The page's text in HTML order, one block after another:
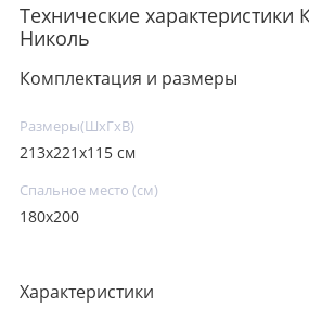
Технические характеристики
Николь
Комплектация и размеры
Размеры(ШxГxВ)
213x221x115 см
Спальное место (см)
180х200
Характеристики